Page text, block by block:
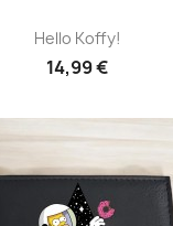
Hello Koffy!
14,99 €